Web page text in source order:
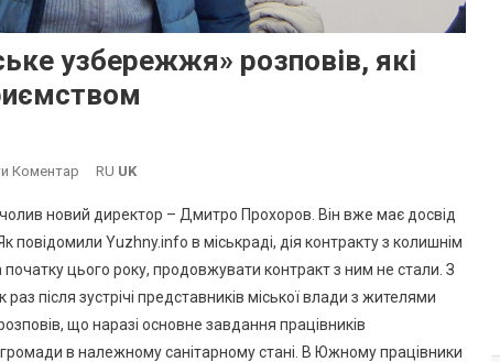
узбережжя» розповів, які
Коментар
Директор
КП
«Южненське
Узбережжя»
Розповів,
Які
RU UK
новий директор – Дмитро Прохоров. Він вже має досвід
Yuzhny.info в міськраді, дія контракту з колишнім
цього року, продовжувати контракт з ним не стали. З
після зустрічі представників міської влади з жителями
що наразі основне завдання працівників
в належному санітарному стані. В Южному працівники